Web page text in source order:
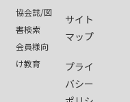
協会誌/図
書検索
会員様向
け教育
サイト
マップ
プライ
バシー